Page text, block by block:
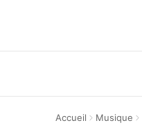
Accueil Musique